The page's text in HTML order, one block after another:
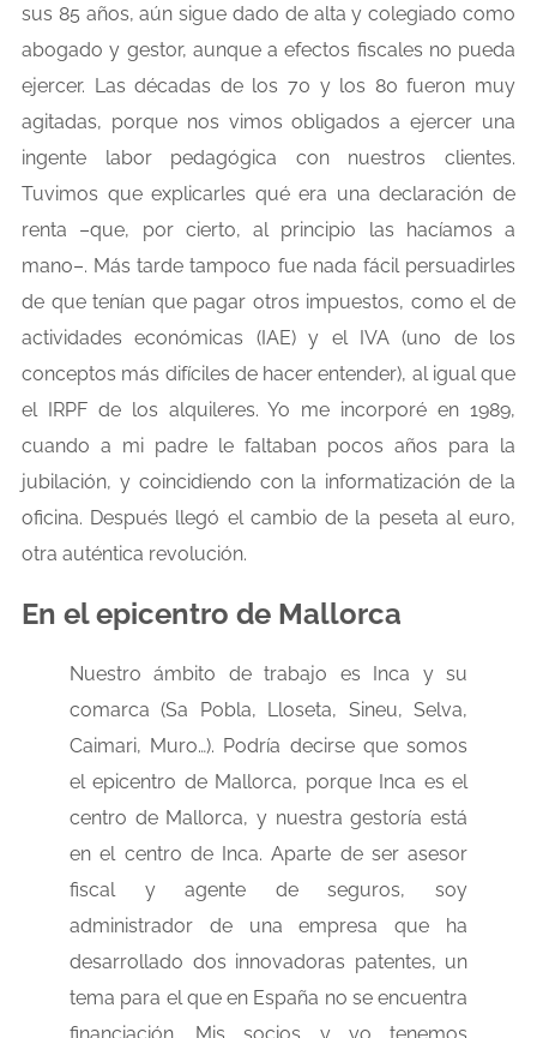
sus 85 años, aún sigue dado de alta y colegiado como
abogado y gestor, aunque a efectos fiscales no pueda
ejercer. Las décadas de los 70 y los 80 fueron muy
agitadas, porque nos vimos obligados a ejercer una
ingente labor pedagógica con nuestros clientes.
Tuvimos que explicarles qué era una declaración de
renta –que, por cierto, al principio las hacíamos a
mano–. Más tarde tampoco fue nada fácil persuadirles
de que tenían que pagar otros impuestos, como el de
actividades económicas (IAE) y el IVA (uno de los
conceptos más difíciles de hacer entender), al igual que
el IRPF de los alquileres. Yo me incorporé en 1989,
cuando a mi padre le faltaban pocos años para la
jubilación, y coincidiendo con la informatización de la
oficina. Después llegó el cambio de la peseta al euro,
otra auténtica revolución.
En el epicentro de Mallorca
Nuestro ámbito de trabajo es Inca y su
comarca (Sa Pobla, Lloseta, Sineu, Selva,
Caimari, Muro…). Podría decirse que somos
el epicentro de Mallorca, porque Inca es el
centro de Mallorca, y nuestra gestoría está
en el centro de Inca. Aparte de ser asesor
fiscal y agente de seguros, soy
administrador de una empresa que ha
desarrollado dos innovadoras patentes, un
tema para el que en España no se encuentra
financiación. Mis socios y yo tenemos